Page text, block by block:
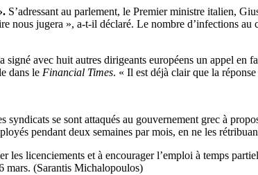
S’adressant au parlement, le Premier ministre italien,
nous jugera », a-t-il déclaré. Le nombre d’infections
signé avec huit autres dirigeants européens un appel
dans le Financial Times. « Il est déjà clair que la
syndicats se sont attaqués au gouvernement grec à
pendant deux semaines par mois, en ne les
les licenciements et à encourager l’emploi à temps
mars. (Sarantis Michalopoulos)